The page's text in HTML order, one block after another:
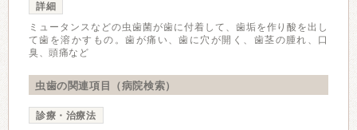
詳細
ミュータンスなどの虫歯菌が歯に付着して、歯垢を作り酸を出し
て歯を溶かすもの。歯が痛い、歯に穴が開く、歯茎の腫れ、口
臭、頭痛など
虫歯の関連項目（病院検索）
診療・治療法